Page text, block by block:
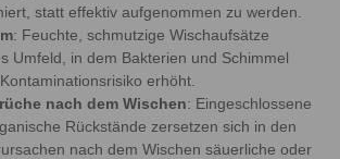
statt effektiv aufgenommen zu werden.
: Feuchte, schmutzige Wischaufsätze
Umfeld, in dem Bakterien und Schimmel
erhöht.
nach dem Wischen: Eingeschlossene
Rückstände zersetzen sich in den
nach dem Wischen säuerliche oder